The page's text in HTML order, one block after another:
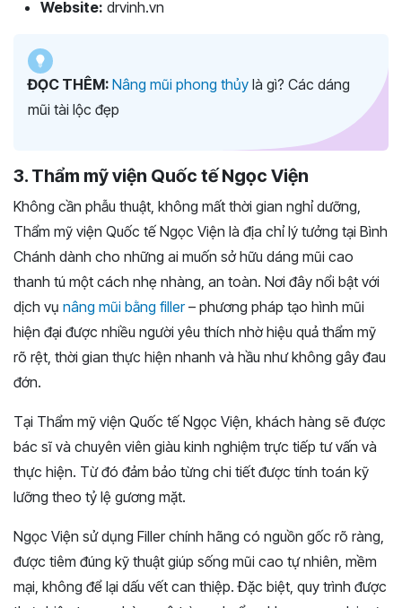
Website: drvinh.vn
ĐỌC THÊM: Nâng mũi phong thủy là gì? Các dáng
mũi tài lộc đẹp
3. Thẩm mỹ viện Quốc tế Ngọc Viện
Không cần phẫu thuật, không mất thời gian nghỉ dưỡng,
Thẩm mỹ viện Quốc tế Ngọc Viện là địa chỉ lý tưởng tại Bình
Chánh dành cho những ai muốn sở hữu dáng mũi cao
thanh tú một cách nhẹ nhàng, an toàn. Nơi đây nổi bật với
dịch vụ nâng mũi bằng filler– phương pháp tạo hình mũi
hiện đại được nhiều người yêu thích nhờ hiệu quả thẩm mỹ
rõ rệt, thời gian thực hiện nhanh và hầu như không gây đau
đớn.
Tại Thẩm mỹ viện Quốc tế Ngọc Viện, khách hàng sẽ được
bác sĩ và chuyên viên giàu kinh nghiệm trực tiếp tư vấn và
thực hiện. Từ đó đảm bảo từng chi tiết được tính toán kỹ
lưỡng theo tỷ lệ gương mặt.
Ngọc Viện sử dụng Filler chính hãng có nguồn gốc rõ ràng,
được tiêm đúng kỹ thuật giúp sống mũi cao tự nhiên, mềm
mại, không để lại dấu vết can thiệp. Đặc biệt, quy trình được